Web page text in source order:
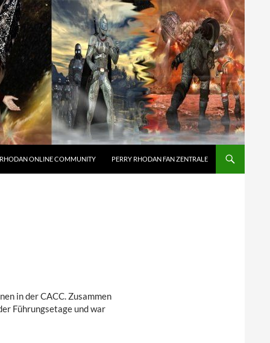
RHODAN ONLINE COMMUNITY PERRY RHODAN FAN ZENTRALE
in der CACC. Zusammen
Führungsetage und war